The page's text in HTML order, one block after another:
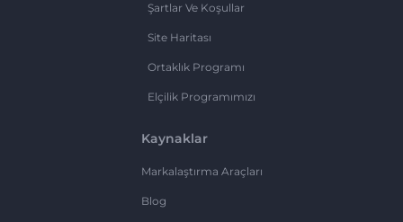
Şartlar Ve Koşullar
Site Haritası
Ortaklık Programı
Elçilik Programımızı
Kaynaklar
Markalaştırma Araçları
Blog